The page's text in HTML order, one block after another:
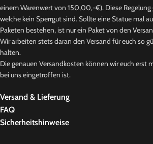
einem Warenwert von 150,00,-€). Diese Regelung
welche kein Sperrgut sind. Sollte eine Statue mal
Paketen bestehen, ist nur ein Paket von den
Wir arbeiten stets daran den Versand für euch so
halten.
Die genauen Versandkosten können wir euch erst
bei uns eingetroffen ist.
Versand & Lieferung
FAQ
Sicherheitshinweise